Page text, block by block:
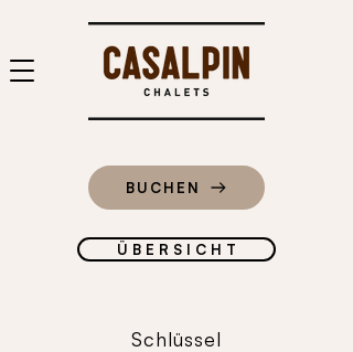
BUCHEN
Ü B E R S I C H T
Schlüssel